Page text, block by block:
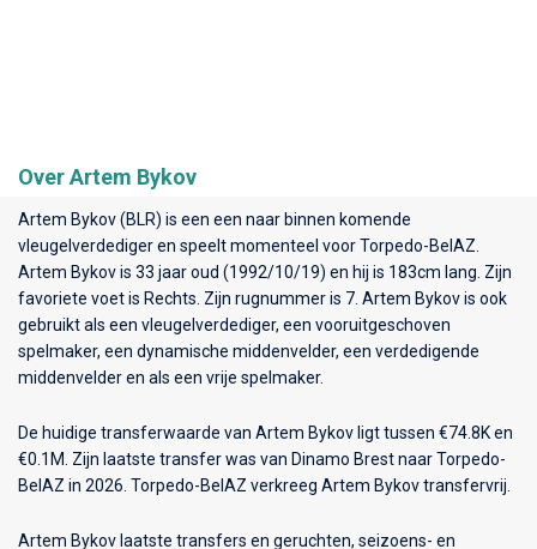
Over Artem Bykov
Artem Bykov (BLR) is een een naar binnen komende
vleugelverdediger en speelt momenteel voorTorpedo-BelAZ
Artem Bykov is 33 jaar oud (1992/10/19) en hij is 183cm lang. Zijn
favoriete voet is Rechts. Zijn rugnummer is 7. Artem Bykov is ook
gebruikt als een vleugelverdediger, een vooruitgeschoven
spelmaker, een dynamische middenvelder, een verdedigende
middenvelder en als een vrije spelmaker.
De huidige transferwaarde van Artem Bykov ligt tussen €74.8K en
€0.1M. Zijn laatste transfer was van Dinamo Brest naar Torpedo-
BelAZ in 2026. Torpedo-BelAZ verkreeg Artem Bykov transfervrij.
Artem Bykov laatste transfers en geruchten, seizoens- en